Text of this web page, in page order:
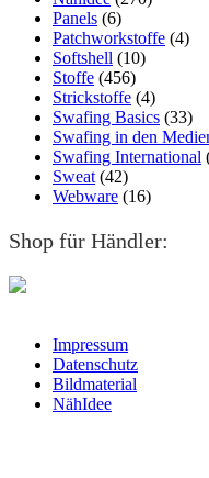
Panels (6)
Patchworkstoffe (4)
Softshell (10)
Stoffe (456)
Strickstoffe (4)
Swafing Basics (33)
Swafing in den
Swafing International
Sweat (42)
Webware (16)
Shop für Händler:
Impressum
Datenschutz
Bildmaterial
NähIdee